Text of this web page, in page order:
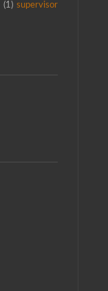
(1) supervisor